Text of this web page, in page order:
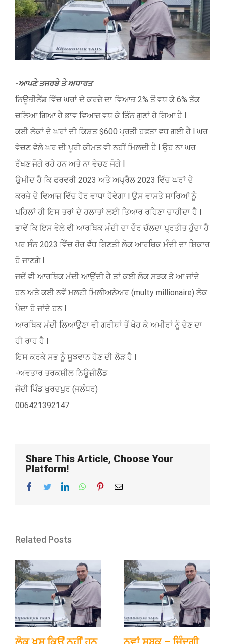
Image
-ਆਪਣੇ ਤਜਰਬੇ ਤੇ ਅਧਾਰਤ
ਨਿਊਜ਼ੀਲੈਂਡ ਵਿੱਚ ਘਰਾਂ ਦੇ ਕਰਜ਼ੇ ਦਾ ਵਿਆਜ਼ 2% ਤੋਂ ਵਧ ਕੇ 6% ਤੱਕ
ਚਲਿਆ ਗਿਆ ਹੈ ਭਾਵ ਵਿਆਜ਼ ਵਧ ਕੇ ਤਿੰਨ ਗੁਣਾਂ ਹੋ ਗਿਆ ਹੈ l
ਕਈ ਲੋਕਾਂ ਦੇ ਘਰਾਂ ਦੀ ਕਿਸ਼ਤ $600 ਪ੍ਰਤੀ ਹਫਤਾ ਵਧ ਗਈ ਹੈ l ਘਰ
ਵੇਚਣ ਵੇਲੇ ਘਰ ਦੀ ਪੂਰੀ ਕੀਮਤ ਵੀ ਨਹੀਂ ਮਿਲਦੀ ਹੈ l ਉਹ ਨਾ ਘਰ
ਰੱਖਣ ਜੋਗੇ ਰਹੇ ਹਨ ਅਤੇ ਨਾ ਵੇਚਣ ਜੋਗੇ l
ਉਮੀਦ ਹੈ ਕਿ ਫਰਵਰੀ 2023 ਅਤੇ ਅਪ੍ਰੈਲ 2023 ਵਿੱਚ ਘਰਾਂ ਦੇ
ਕਰਜ਼ੇ ਦੇ ਵਿਆਜ਼ ਵਿੱਚ ਹੋਰ ਵਾਧਾ ਹੋਵੇਗਾ l ਉਸ ਵਾਸਤੇ ਸਾਰਿਆਂ ਨੂੰ
ਪਹਿਲਾਂ ਹੀ ਇਸ ਤਰਾਂ ਦੇ ਹਲਾਤਾਂ ਲਈ ਤਿਆਰ ਰਹਿਣਾ ਚਾਹੀਦਾ ਹੈ l
ਭਾਵੇਂ ਕਿ ਇਸ ਵੇਲੇ ਵੀ ਆਰਥਿਕ ਮੰਦੀ ਦਾ ਦੌਰ ਚੱਲਦਾ ਪ੍ਰਤੀਤ ਹੁੰਦਾ ਹੈ
ਪਰ ਸੰਨ 2023 ਵਿੱਚ ਹੋਰ ਵੱਧ ਗਿਣਤੀ ਲੋਕ ਆਰਥਿਕ ਮੰਦੀ ਦਾ ਸ਼ਿਕਾਰ
ਹੋ ਜਾਣਗੇ l
ਜਦੋਂ ਵੀ ਆਰਥਿਕ ਮੰਦੀ ਆਉਂਦੀ ਹੈ ਤਾਂ ਕਈ ਲੋਕ ਸੜਕ ਤੇ ਆ ਜਾਂਦੇ
ਹਨ ਅਤੇ ਕਈ ਨਵੇਂ ਮਲਟੀ ਮਿਲੀਅਨੇਅਰ (multy millionaire) ਲੋਕ
ਪੈਦਾ ਹੋ ਜਾਂਦੇ ਹਨ l
ਆਰਥਿਕ ਮੰਦੀ ਲਿਆਉਣਾ ਵੀ ਗਰੀਬਾਂ ਤੋਂ ਖੋਹ ਕੇ ਅਮੀਰਾਂ ਨੂੰ ਦੇਣ ਦਾ
ਹੀ ਰਾਹ ਹੈ l
ਇਸ ਕਰਕੇ ਸਭ ਨੂੰ ਸੂਝਵਾਨ ਹੋਣ ਦੀ ਲੋੜ ਹੈ l
-ਅਵਤਾਰ ਤਰਕਸ਼ੀਲ ਨਿਊਜ਼ੀਲੈਂਡ
ਜੱਦੀ ਪਿੰਡ ਖੁਰਦਪੁਰ (ਜਲੰਧਰ)
006421392147
Share This Article, Choose Your
Platform!
Facebook
TwitterLinkedInWhatsApp
PinterestEmail
Related Posts